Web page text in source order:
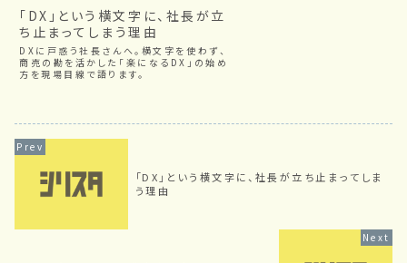
「DX」という横文字に、社長が立
ち止まってしまう理由
DXに戸惑う社長さんへ。横文字を使わず、
商売の勘を活かした「楽になるDX」の始め
方を現場目線で語ります。
「DX」という横文字に、社長が立ち止まってしま
う理由